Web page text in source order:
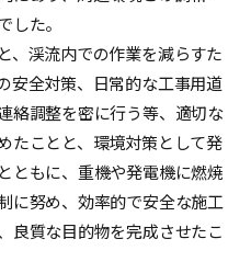
した。
、渓流内での作業を減らすた
安全対策、日常的な工事用道
絡調整を密に行う等、適切な
たことと、環境対策として発
ともに、重機や発電機に燃焼
に努め、効率的で安全な施工
良質な目的物を完成させたこ